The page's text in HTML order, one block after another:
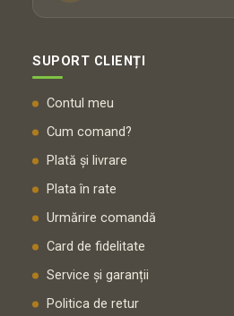
SUPORT CLIENȚI
Contul meu
Cum comand?
Plată și livrare
Plata în rate
Urmărire comandă
Card de fidelitate
Service și garanții
Politica de retur